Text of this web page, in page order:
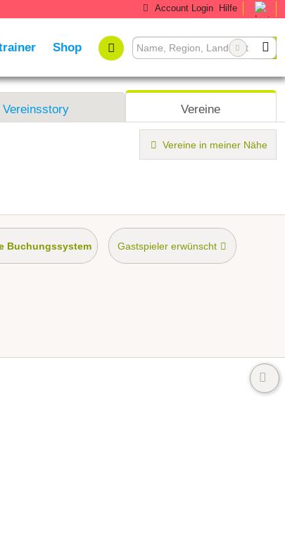
Account Login Hilfe
Shop
Vereinsstory Vereine
Vereine in meiner Nähe
Buchungssystem Gastspieler erwünscht